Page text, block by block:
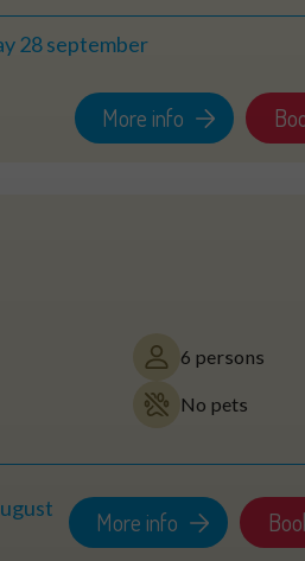
6 persons
No pets
More info
28 september
More info